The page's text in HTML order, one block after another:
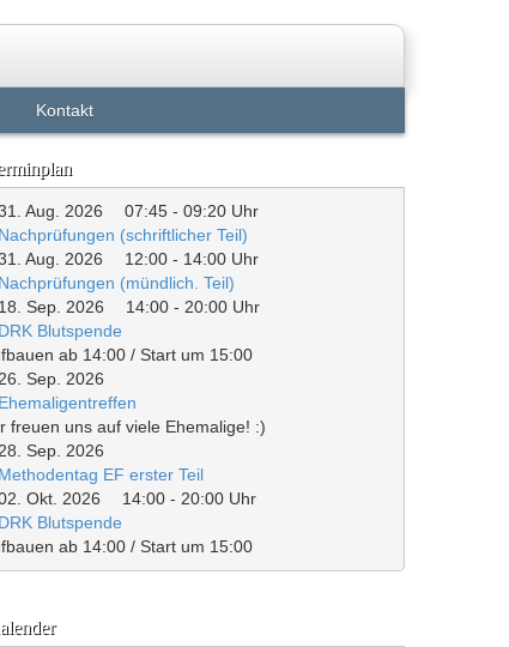
Kontakt
Aug. 2026 07:45 - 09:20 Uhr
Nachprüfungen (schriftlicher Teil)
Aug. 2026
12:00 - 14:00 Uhr
Nachprüfungen (mündlich. Teil)
18. Sep. 2026
14:00 - 20:00 Uhr
DRK Blutspende
ab 14:00 / Start um 15:00
Sep. 2026
Ehemaligentreffen
freuen uns auf viele Ehemalige! :)
Sep. 2026
Methodentag EF erster Teil
Okt. 2026
14:00 - 20:00 Uhr
DRK Blutspende
ab 14:00 / Start um 15:00